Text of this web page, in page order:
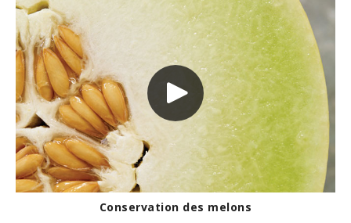
Conservation des melons